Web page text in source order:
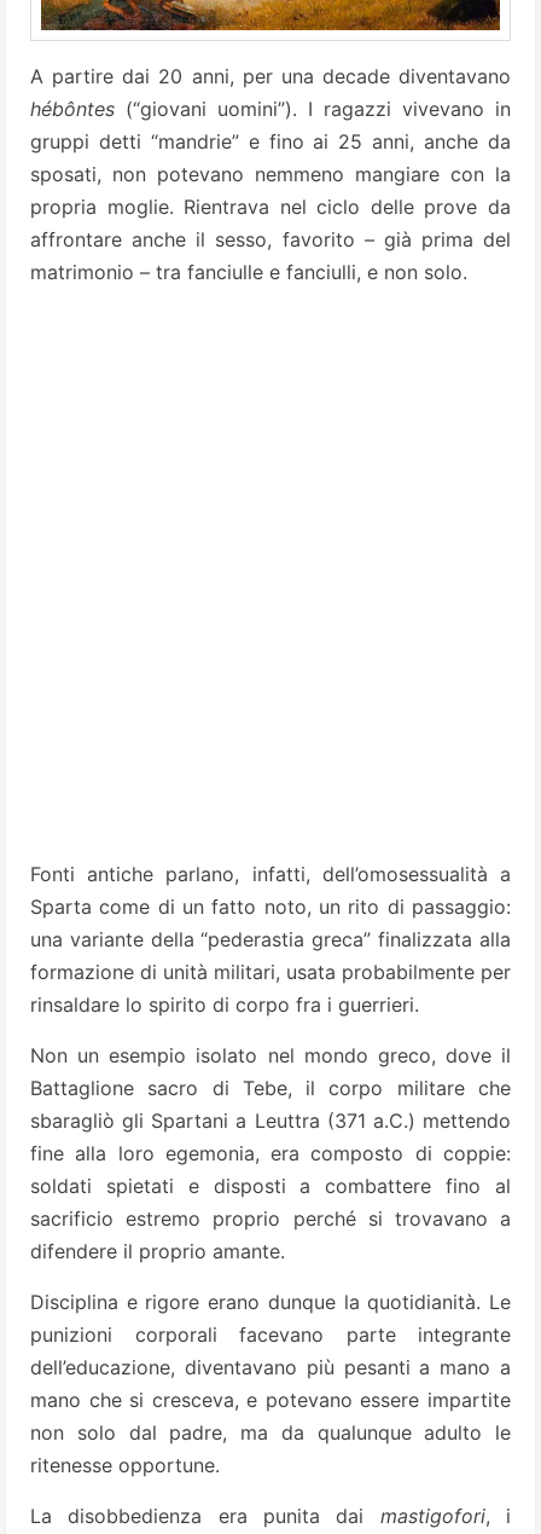
A partire dai 20 anni, per una decade diventavano
hébôntes (“giovani uomini”). I ragazzi vivevano in
gruppi detti “mandrie” e fino ai 25 anni, anche da
sposati, non potevano nemmeno mangiare con la
propria moglie. Rientrava nel ciclo delle prove da
affrontare anche il sesso, favorito – già prima del
matrimonio – tra fanciulle e fanciulli, e non solo.
Fonti antiche parlano, infatti, dell’omosessualità a
Sparta come di un fatto noto, un rito di passaggio:
una variante della “pederastia greca” finalizzata alla
formazione di unità militari, usata probabilmente per
rinsaldare lo spirito di corpo fra i guerrieri.
Non un esempio isolato nel mondo greco, dove il
Battaglione sacro di Tebe, il corpo militare che
sbaragliò gli Spartani a Leuttra (371 a.C.) mettendo
fine alla loro egemonia, era composto di coppie:
soldati spietati e disposti a combattere fino al
sacrificio estremo proprio perché si trovavano a
difendere il proprio amante.
Disciplina e rigore erano dunque la quotidianità. Le
punizioni corporali facevano parte integrante
dell’educazione, diventavano più pesanti a mano a
mano che si cresceva, e potevano essere impartite
non solo dal padre, ma da qualunque adulto le
ritenesse opportune.
La disobbedienza era punita dai mastigofori, i